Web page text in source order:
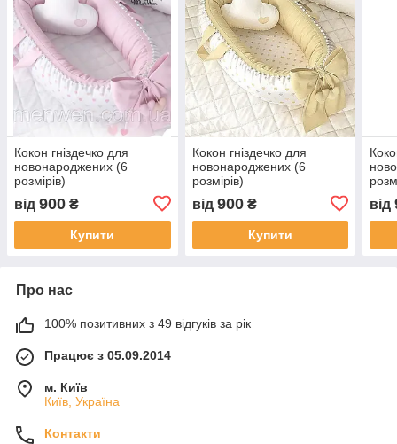
Кокон гніздечко для
новонароджених (6
розмірів)
від 900 ₴
Купити
Кокон гніздечко для
новонароджених (6
розмірів)
від 900₴
Купити
від
Про нас
100% позитивних з 49 відгуків за рік
Працює з 05.09.2014
м. Київ
Київ, Україна
Контакти